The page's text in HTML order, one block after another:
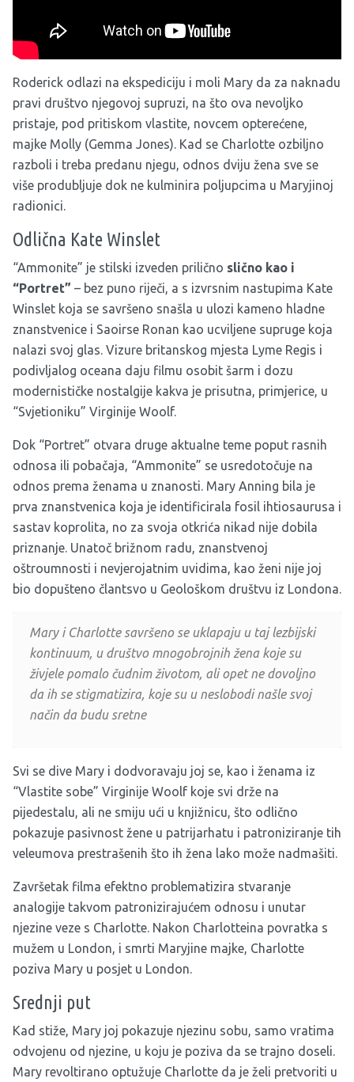
Roderick odlazi na ekspediciju i moli Mary da za naknadu
pravi društvo njegovoj supruzi, na što ova nevoljko
pristaje, pod pritiskom vlastite, novcem opterećene,
majke Molly (Gemma Jones). Kad se Charlotte ozbiljno
razboli i treba predanu njegu, odnos dviju žena sve se
više produbljuje dok ne kulminira poljupcima u Maryjinoj
radionici.
Odlična Kate Winslet
“Ammonite” je stilski izveden prilično slično kao i
“Portret” – bez puno riječi, a s izvrsnim nastupima Kate
Winslet koja se savršeno snašla u ulozi kameno hladne
znanstvenice i Saoirse Ronan kao ucviljene supruge koja
nalazi svoj glas. Vizure britanskog mjesta Lyme Regis i
podivljalog oceana daju filmu osobit šarm i dozu
modernističke nostalgije kakva je prisutna, primjerice, u
“Svjetioniku” Virginije Woolf.
Dok “Portret” otvara druge aktualne teme poput rasnih
odnosa ili pobačaja, “Ammonite” se usredotočuje na
odnos prema ženama u znanosti. Mary Anning bila je
prva znanstvenica koja je identificirala fosil ihtiosaurusa i
sastav koprolita, no za svoja otkrića nikad nije dobila
priznanje. Unatoč brižnom radu, znanstvenoj
oštroumnosti i nevjerojatnim uvidima, kao ženi nije joj
bio dopušteno člantsvo u Geološkom društvu iz Londona.
Mary i Charlotte savršeno se uklapaju u taj lezbijski
kontinuum, u društvo mnogobrojnih žena koje su
živjele pomalo čudnim životom, ali opet ne dovoljno
da ih se stigmatizira, koje su u neslobodi našle svoj
način da budu sretne
Svi se dive Mary i dodvoravaju joj se, kao i ženama iz
“Vlastite sobe” Virginije Woolf koje svi drže na
pijedestalu, ali ne smiju ući u knjižnicu, što odlično
pokazuje pasivnost žene u patrijarhatu i patroniziranje tih
veleumova prestrašenih što ih žena lako može nadmašiti.
Završetak filma efektno problematizira stvaranje
analogije takvom patronizirajućem odnosu i unutar
njezine veze s Charlotte. Nakon Charlotteina povratka s
mužem u London, i smrti Maryjine majke, Charlotte
poziva Mary u posjet u London.
Srednji put
Kad stiže, Mary joj pokazuje njezinu sobu, samo vratima
odvojenu od njezine, u koju je poziva da se trajno doseli.
Mary revoltirano optužuje Charlotte da je želi pretvoriti u